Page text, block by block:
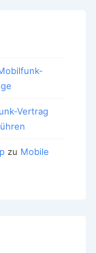
Vertrag
zu Mobile